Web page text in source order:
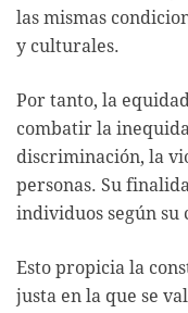
las mismas
y culturales.
Por tanto, la
combatir la
discriminación, la
personas. Su
individuos según su
Esto propicia la
justa en la que se